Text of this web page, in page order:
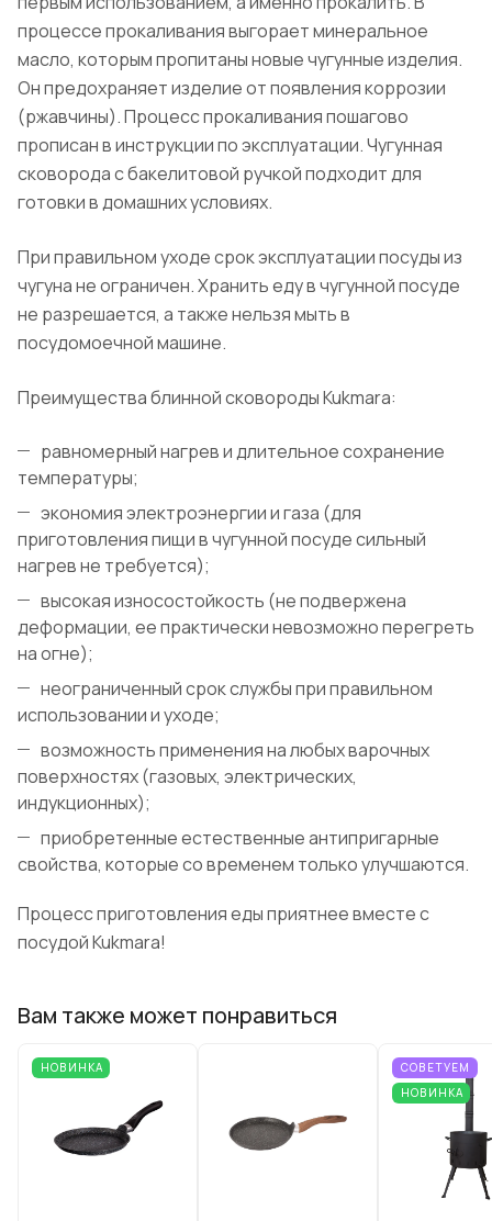
процессе прокаливания выгорает минеральное
масло, которым пропитаны новые чугунные изделия.
Он предохраняет изделие от появления коррозии
(ржавчины). Процесс прокаливания пошагово
прописан в инструкции по эксплуатации. Чугунная
сковорода с бакелитовой ручкой подходит для
готовки в домашних условиях.
При правильном уходе срок эксплуатации посуды из
чугуна не ограничен. Хранить еду в чугунной посуде
не разрешается, а также нельзя мыть в
посудомоечной машине.
Преимущества блинной сковороды Kukmara:
равномерный нагрев и длительное сохранение
температуры;
экономия электроэнергии и газа (для
приготовления пищи в чугунной посуде сильный
нагрев не требуется);
высокая износостойкость (не подвержена
деформации, ее практически невозможно перегреть
на огне);
неограниченный срок службы при правильном
использовании и уходе;
возможность применения на любых варочных
поверхностях (газовых, электрических,
индукционных);
приобретенные естественные антипригарные
свойства, которые со временем только улучшаются.
Процесс приготовления еды приятнее вместе с
посудой Kukmara!
Вам также может понравиться
НОВИНКА
СОВЕТУЕМ
НОВИНКА